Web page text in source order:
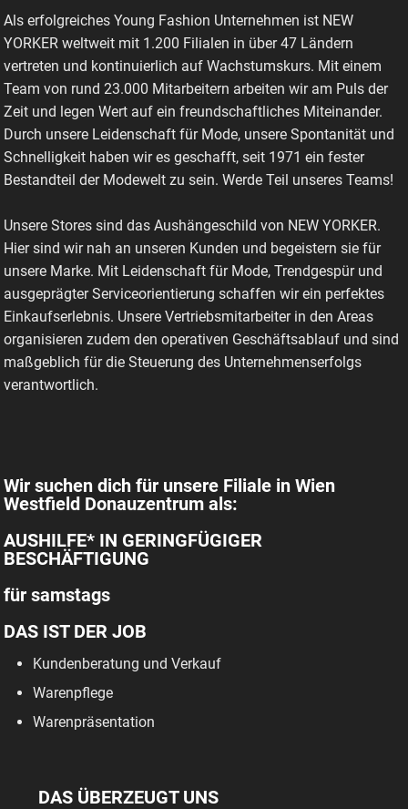
Als erfolgreiches Young Fashion Unternehmen ist NEW
YORKER weltweit mit 1.200 Filialen in über 47 Ländern
vertreten und kontinuierlich auf Wachstumskurs. Mit einem
Team von rund 23.000 Mitarbeitern arbeiten wir am Puls der
Zeit und legen Wert auf ein freundschaftliches Miteinander.
Durch unsere Leidenschaft für Mode, unsere Spontanität und
Schnelligkeit haben wir es geschafft, seit 1971 ein fester
Bestandteil der Modewelt zu sein. Werde Teil unseres Teams!
Unsere Stores sind das Aushängeschild von NEW YORKER.
Hier sind wir nah an unseren Kunden und begeistern sie für
unsere Marke. Mit Leidenschaft für Mode, Trendgespür und
ausgeprägter Serviceorientierung schaffen wir ein perfektes
Einkaufserlebnis. Unsere Vertriebsmitarbeiter in den Areas
organisieren zudem den operativen Geschäftsablauf und sind
maßgeblich für die Steuerung des Unternehmenserfolgs
verantwortlich.
Wir suchen dich für unsere Filiale in Wien
Westfield Donauzentrum als:
AUSHILFE* IN GERINGFÜGIGER
BESCHÄFTIGUNG
für samstags
DAS IST DER JOB
Kundenberatung und Verkauf
Warenpflege
Warenpräsentation
DAS ÜBERZEUGT UNS